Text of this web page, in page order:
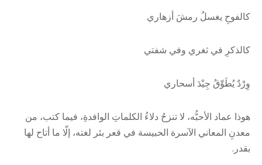
كالفوحِ يغسلُ رمشَ أزهاري
كالذكرِ في ثغري وفي شفتي
وِرْدٌ يُطَوِّقُ جِيْدَ أسحاري
هوذا عماد الأحبُّه، لا تنزحُ دلاءُ الكلماتِ الوافدةِ، فيما كتب، من
معدنِ المعاني الآسرة الحبيسة في قعر بئر لغته، إلّا ما أتاح لها
بقدر.